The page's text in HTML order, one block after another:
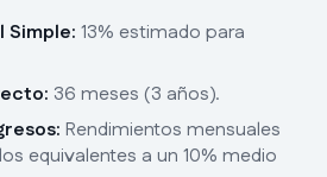
Simple: 13% estimado para
36 meses (3 años).
Rendimientos mensuales
equivalentes a un 10% medio